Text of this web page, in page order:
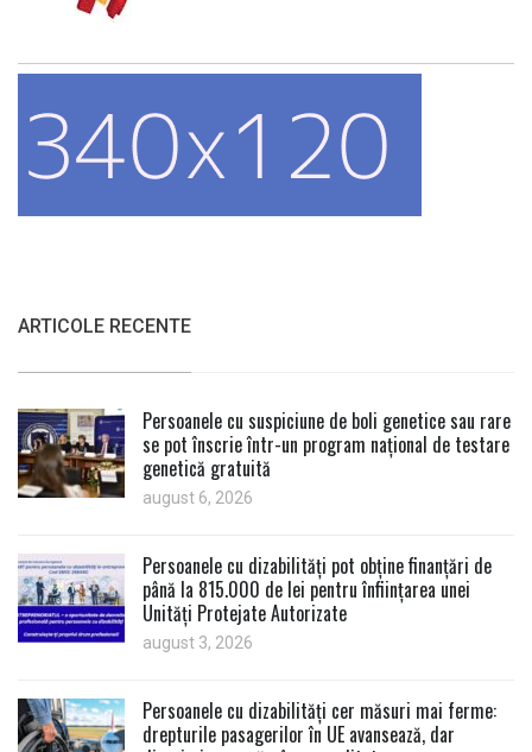
ARTICOLE RECENTE
Persoanele cu suspiciune de boli genetice sau rare
se pot înscrie într-un program național de testare
genetică gratuită
august 6, 2026
Persoanele cu dizabilități pot obține finanțări de
până la 815.000 de lei pentru înființarea unei
Unități Protejate Autorizate
august 3, 2026
Persoanele cu dizabilități cer măsuri mai ferme:
drepturile pasagerilor în UE avansează, dar